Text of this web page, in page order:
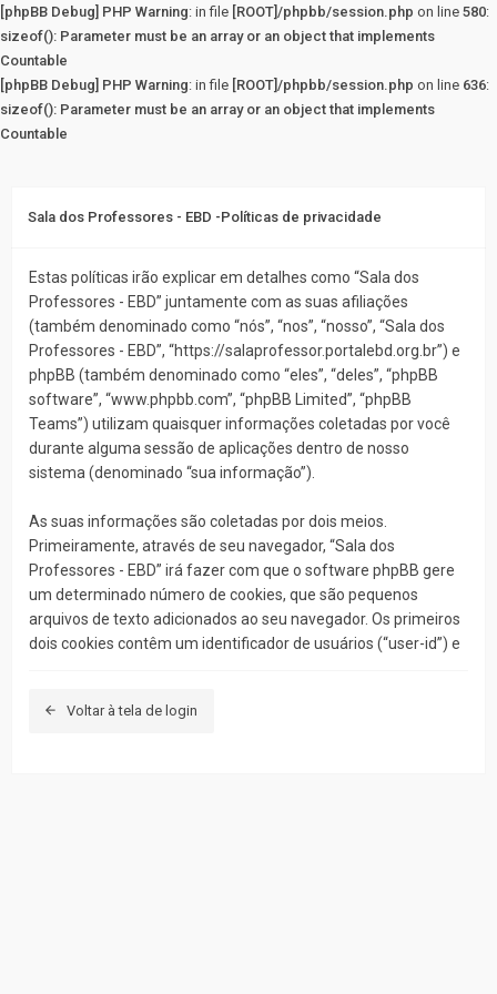
[phpBB Debug] PHP Warning: in file [ROOT]/phpbb/session.php on line 580:
sizeof(): Parameter must be an array or an object that implements
Countable
[phpBB Debug] PHP Warning: in file [ROOT]/phpbb/session.php on line 636:
sizeof(): Parameter must be an array or an object that implements
Countable
Sala dos Professores - EBD -Políticas de privacidade
Estas políticas irão explicar em detalhes como “Sala dos
Professores - EBD” juntamente com as suas afiliações
(também denominado como “nós”, “nos”, “nosso”, “Sala dos
Professores - EBD”, “https://salaprofessor.portalebd.org.br”) e
phpBB (também denominado como “eles”, “deles”, “phpBB
software”, “www.phpbb.com”, “phpBB Limited”, “phpBB
Teams”) utilizam quaisquer informações coletadas por você
durante alguma sessão de aplicações dentro de nosso
sistema (denominado “sua informação”).
As suas informações são coletadas por dois meios.
Primeiramente, através de seu navegador, “Sala dos
Professores - EBD” irá fazer com que o software phpBB gere
um determinado número de cookies, que são pequenos
arquivos de texto adicionados ao seu navegador. Os primeiros
dois cookies contêm um identificador de usuários (“user-id”) e
terceiro cookie será criado uma vez que você tenha
Voltar à tela de login